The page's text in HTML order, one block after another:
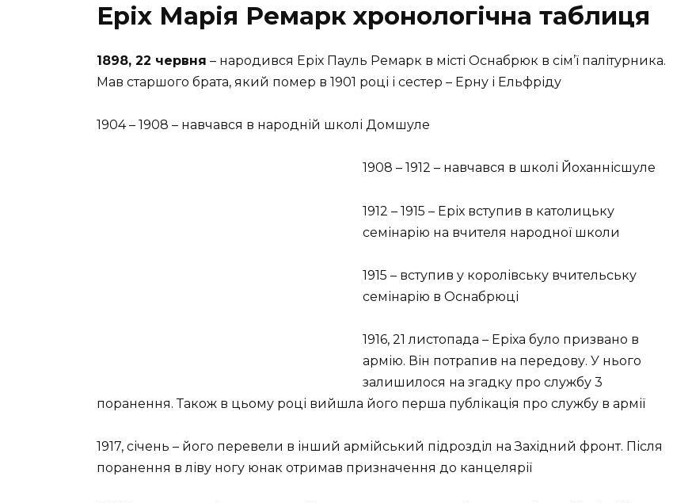
Еріх Марія Ремарк хронологічна таблиця
1898, 22 червня – народився Еріх Пауль Ремарк в місті Оснабрюк в сім’ї палітурника.
Мав старшого брата, який помер в 1901 році і сестер – Ерну і Ельфріду
1904 – 1908 – навчався в народній школі Домшуле
1908 – 1912 – навчався в школі Йоханнісшуле
1912 – 1915 – Еріх вступив в католицьку
семінарію на вчителя народної школи
1915 – вступив у королівську вчительську
семінарію в Оснабрюці
1916, 21 листопада – Еріха було призвано в
армію. Він потрапив на передову. У нього
залишилося на згадку про службу 3
поранення. Також в цьому році вийшла його перша публікація про службу в армії
1917, січень – його перевели в інший армійський підрозділ на Західний фронт. Після
поранення в ліву ногу юнак отримав призначення до канцелярії